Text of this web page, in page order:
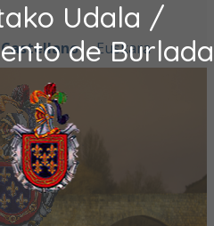
Udala /
de Burlada
Castellano Euskara